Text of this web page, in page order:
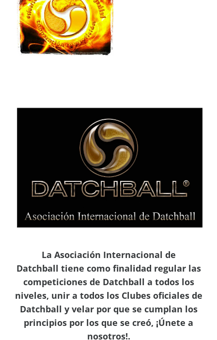
La Asociación Internacional de
Datchball tiene como finalidad regular las
competiciones de Datchball a todos los
niveles, unir a todos los Clubes oficiales de
Datchball y velar por que se cumplan los
principios por los que se creó, ¡Únete a
nosotros!.